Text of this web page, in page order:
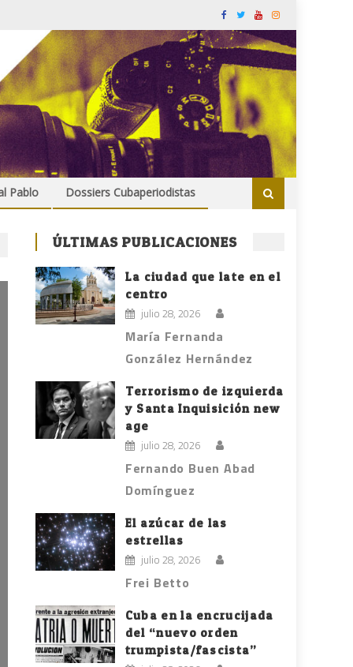
Pablo Dossiers Cubaperiodistas
ÚLTIMAS PUBLICACIONES
La ciudad que late en el
centro
julio 28, 2026
María Fernanda
González Hernández
Terrorismo de izquierda
y Santa Inquisición new
age
julio 28, 2026
Fernando Buen Abad
Domínguez
El azúcar de las
estrellas
julio 28, 2026
Frei Betto
Cuba en la encrucijada
del “nuevo orden
trumpista/fascista”